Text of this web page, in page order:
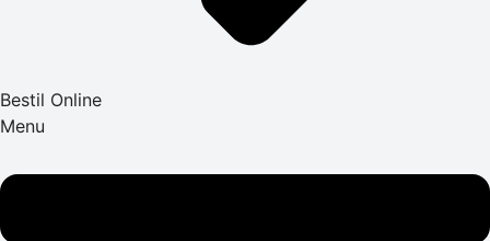
Bestil Online
Menu